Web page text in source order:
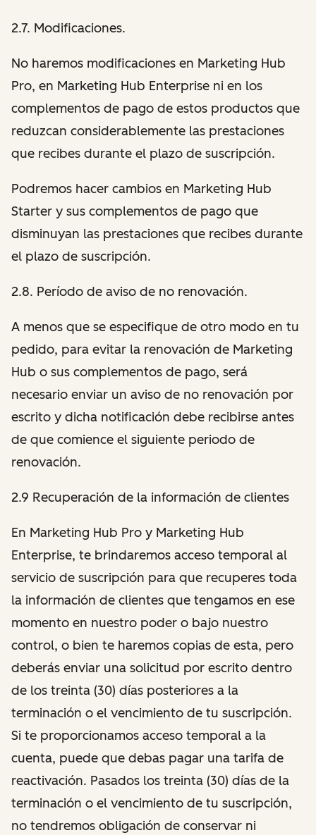
2.7. Modificaciones.
No haremos modificaciones en Marketing Hub
Pro, en Marketing Hub Enterprise ni en los
complementos de pago de estos productos que
reduzcan considerablemente las prestaciones
que recibes durante el plazo de suscripción.
Podremos hacer cambios en Marketing Hub
Starter y sus complementos de pago que
disminuyan las prestaciones que recibes durante
el plazo de suscripción.
2.8. Período de aviso de no renovación.
A menos que se especifique de otro modo en tu
pedido, para evitar la renovación de Marketing
Hub o sus complementos de pago, será
necesario enviar un aviso de no renovación por
escrito y dicha notificación debe recibirse antes
de que comience el siguiente periodo de
renovación.
2.9 Recuperación de la información de clientes
En Marketing Hub Pro y Marketing Hub
Enterprise, te brindaremos acceso temporal al
servicio de suscripción para que recuperes toda
la información de clientes que tengamos en ese
momento en nuestro poder o bajo nuestro
control, o bien te haremos copias de esta, pero
deberás enviar una solicitud por escrito dentro
de los treinta (30) días posteriores a la
terminación o el vencimiento de tu suscripción.
Si te proporcionamos acceso temporal a la
cuenta, puede que debas pagar una tarifa de
reactivación. Pasados los treinta (30) días de la
terminación o el vencimiento de tu suscripción,
no tendremos obligación de conservar ni